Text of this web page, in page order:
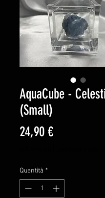
AquaCube -
(Small)
24,90 €Prezzo
Quantità *